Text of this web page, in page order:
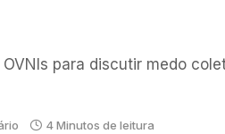
para discutir medo
4 Minutos de leitura